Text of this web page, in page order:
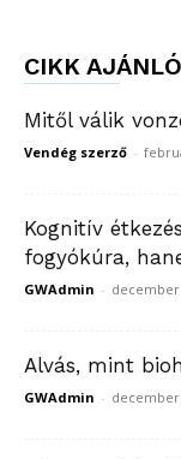
CIKK AJÁNLÓ
Mitől válik
Vendég szerző -
Kognitív
fogyókúra,
GWAdmin - december
Alvás, mint
GWAdmin - december